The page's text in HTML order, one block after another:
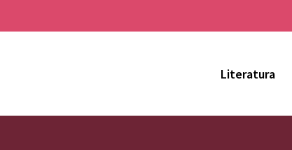
Literatura